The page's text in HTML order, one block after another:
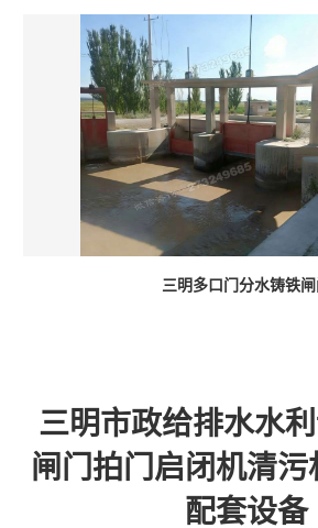
三明多口门分水铸铁闸
三明市政给排水水
闸门拍门启闭机清
配套设备